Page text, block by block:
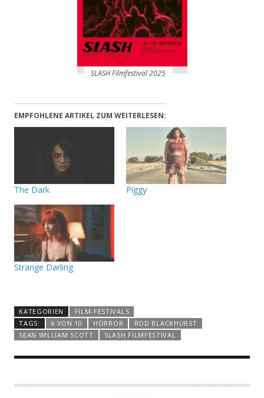
SLASH Filmfestival 2025
EMPFOHLENE ARTIKEL ZUM WEITERLESEN:
The Dark Piggy
Strange Darling
KATEGORIEN
FILM-FESTIVALS
TAGS:
6 VON 10 HORROR
ROD BLACKHURST
SEAN WILLIAM SCOTT
SLASH FILMFESTIVAL